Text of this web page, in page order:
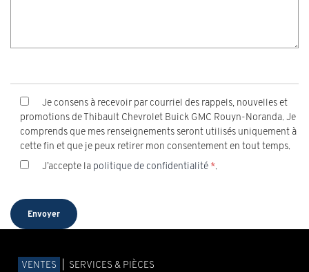
Je consens à recevoir par courriel des rappels, nouvelles et
promotions de Thibault Chevrolet Buick GMC Rouyn-Noranda. Je
comprends que mes renseignements seront utilisés uniquement à
cette fin et que je peux retirer mon consentement en tout temps.
J’accepte la politique de confidentialité *.
VENTES SERVICES & PIÈCES